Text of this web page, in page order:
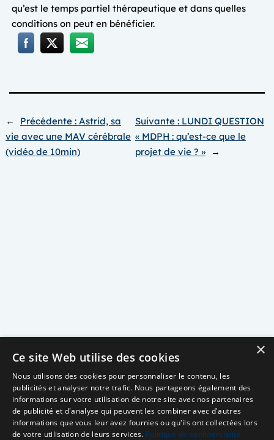
qu’est le temps partiel thérapeutique et dans quelles
conditions on peut en bénéficier.
← Précédente : Astrid, sa
vie avec une MAV cérébrale
(vidéo de 10min)
Suivante : LUNDI QUESTION
« MDPH : qu’est-ce que le
projet de vie ? »
→
×
Ce site Web utilise des cookies
Nous utilisons des cookies pour personnaliser le contenu, les
publicités et analyser notre trafic. Nous partageons également des
informations sur votre utilisation de notre site avec nos partenaires
de publicité et d'analyse qui peuvent les combiner avec d'autres
informations que vous leur avez fournies ou qu'ils ont collectées lors
de votre utilisation de leurs services. Politique de confidentialité